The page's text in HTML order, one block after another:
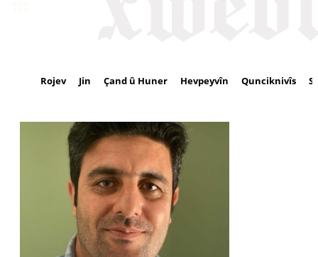
Rojev Jin Çand û Huner Hevpeyvîn Qunciknivîs